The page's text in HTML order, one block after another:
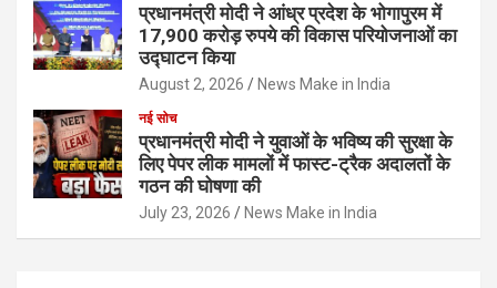
प्रधानमंत्री मोदी ने आंध्र प्रदेश के भोगापुरम में
17,900 करोड़ रुपये की विकास परियोजनाओं का
उद्घाटन किया
August 2, 2026 News Make in India
नई सोच
प्रधानमंत्री मोदी ने युवाओं के भविष्य की सुरक्षा के
लिए पेपर लीक मामलों में फास्ट-ट्रैक अदालतों के
गठन की घोषणा की
July 23, 2026 News Make in India